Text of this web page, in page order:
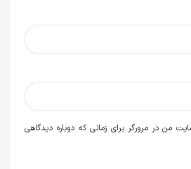
من در مرورگر برای زمانی که دوباره دیدگاهی